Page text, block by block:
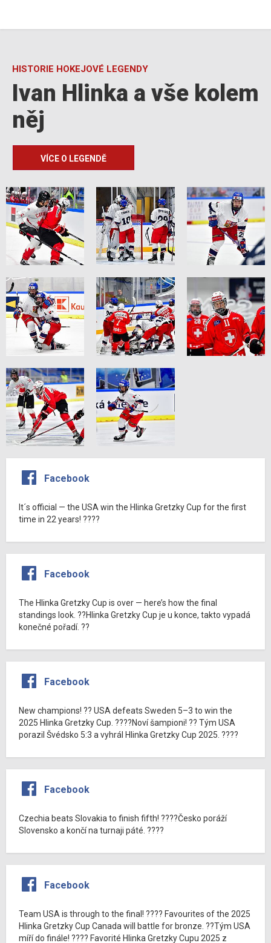
HISTORIE HOKEJOVÉ LEGENDY
Ivan Hlinka a vše kolem
něj
VÍCE O LEGENDĚ
Facebook
It´s official — the USA win the Hlinka Gretzky Cup for the first
time in 22 years! ????
Facebook
The Hlinka Gretzky Cup is over — here’s how the final
standings look. ??Hlinka Gretzky Cup je u konce, takto vypadá
konečné pořadí. ??
Facebook
New champions! ?? USA defeats Sweden 5–3 to win the
2025 Hlinka Gretzky Cup. ????Noví šampioni! ?? Tým USA
porazil Švédsko 5:3 a vyhrál Hlinka Gretzky Cup 2025. ????
Facebook
Czechia beats Slovakia to finish fifth! ????Česko poráží
Slovensko a končí na turnaji páté. ????
Facebook
Team USA is through to the final! ???? Favourites of the 2025
Hlinka Gretzky Cup Canada will battle for bronze. ??Tým USA
míří do finále! ???? Favorité Hlinka Gretzky Cupu 2025 z